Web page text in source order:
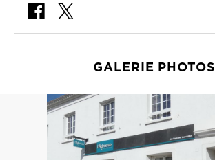
GALERIE PHOTOS